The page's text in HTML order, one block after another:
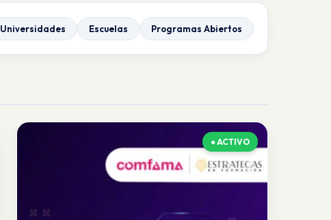
Universidades Escuelas Programas Abiertos
● ACTIVO